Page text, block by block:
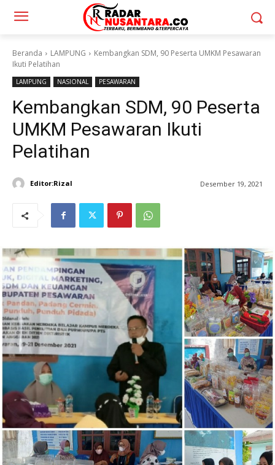
Beranda LAMPUNG
Kembangkan SDM, 90 Peserta UMKM Pesawaran
Ikuti Pelatihan
LAMPUNG NASIONAL PESAWARAN
Kembangkan SDM, 90 Peserta
UMKM Pesawaran Ikuti
Pelatihan
Editor:Rizal Desember 19, 2021